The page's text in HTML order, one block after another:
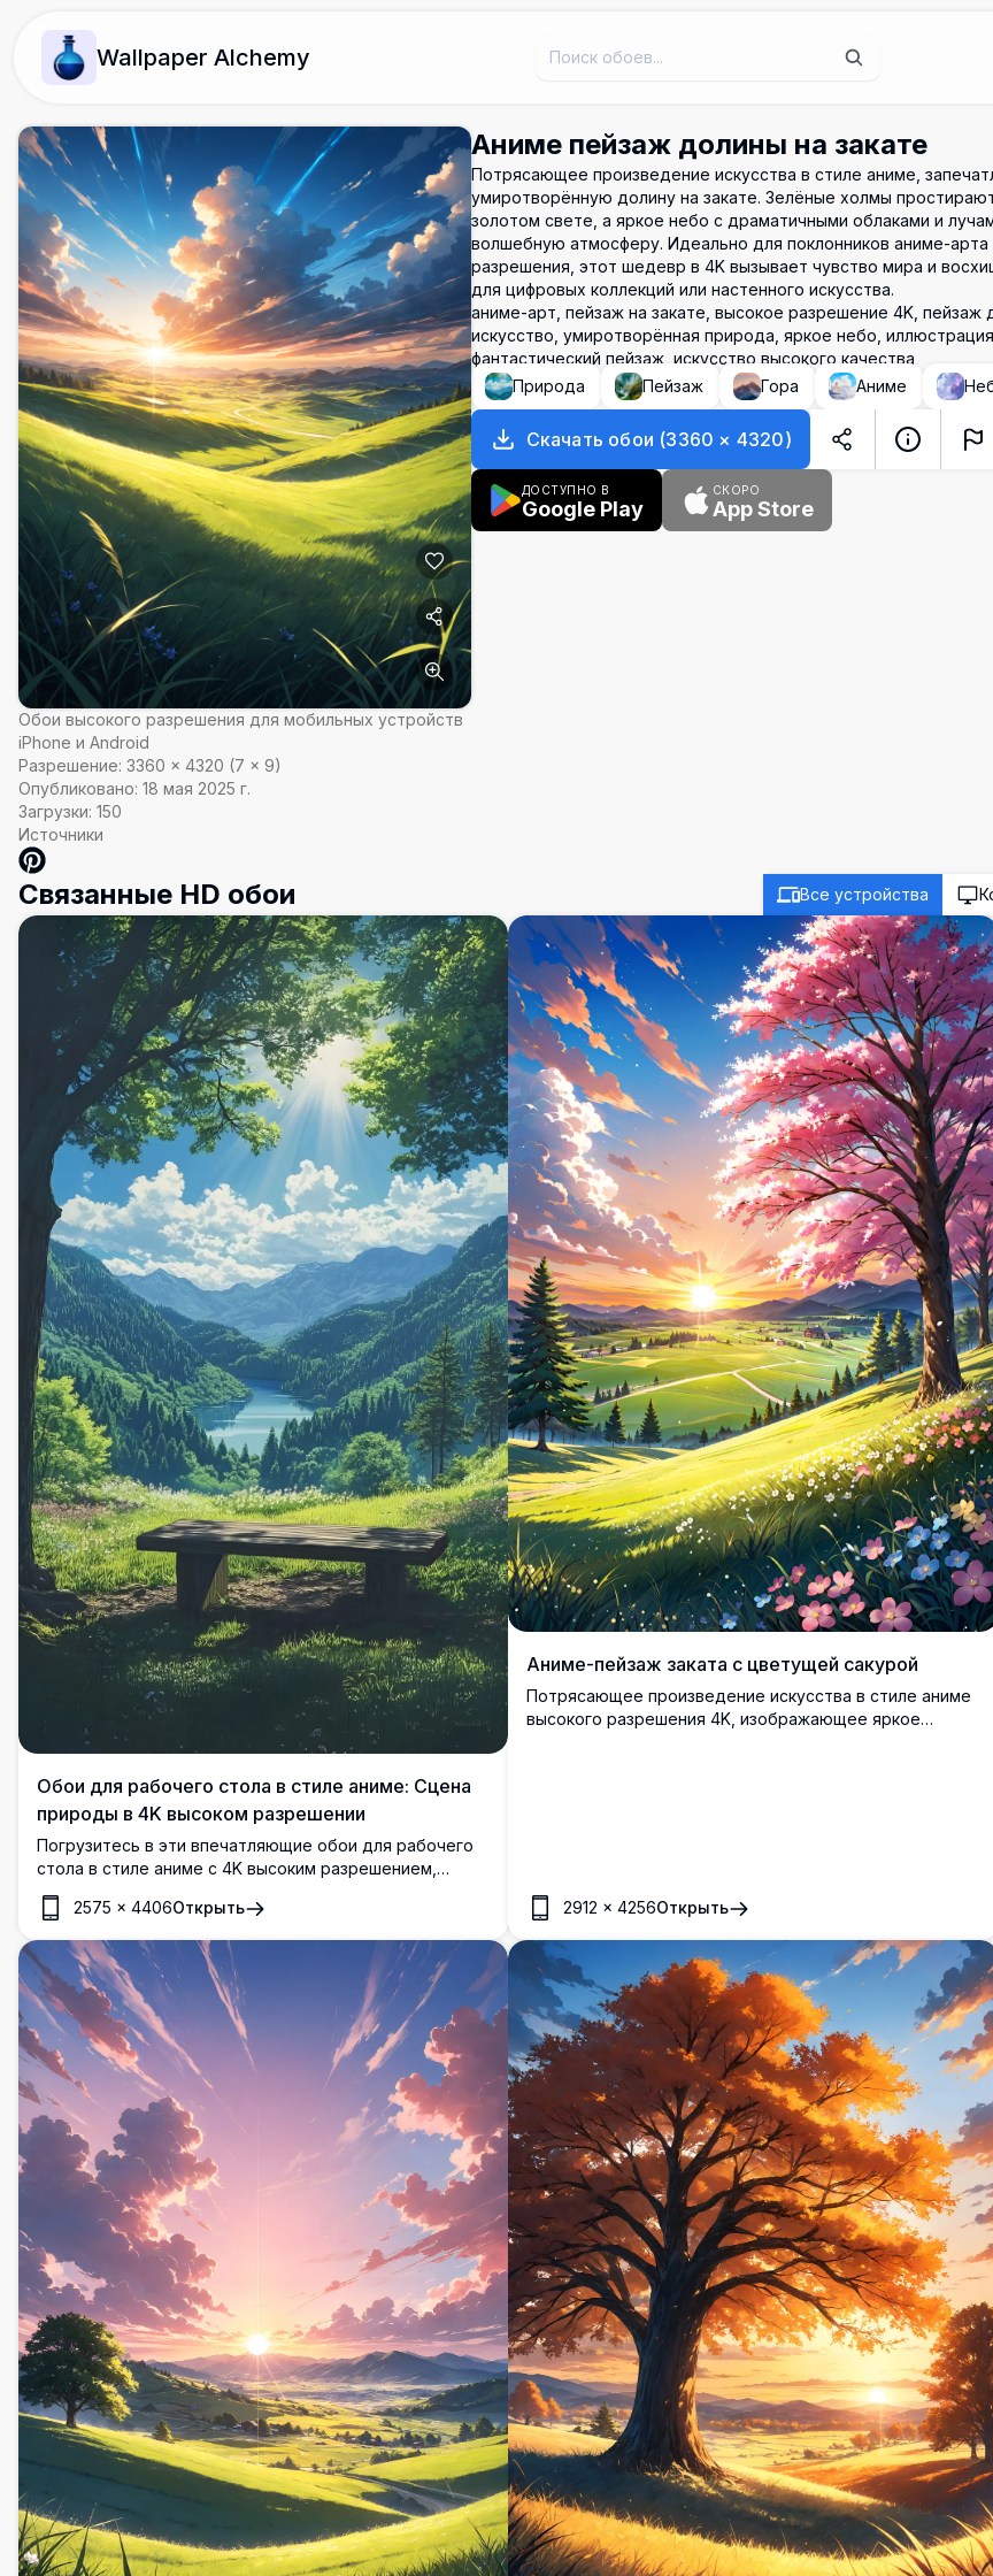
Wallpaper Alchemy
Обои высокого разрешения для мобильных устройств
iPhone и Android
Разрешение: 3360 × 4320 (7 × 9)
Опубликовано: 18 мая 2025 г.
Загрузки: 150
Источники
Аниме пейзаж долины на закате
Потрясающее произведение искусства в стиле аниме,
умиротворённую долину на закате. Зелёные холмы
золотом свете, а яркое небо с драматичными облаками и
волшебную атмосферу. Идеально для поклонников аниме-арта
разрешения, этот шедевр в 4K вызывает чувство мира и
для цифровых коллекций или настенного искусства.
аниме-арт, пейзаж на закате, высокое разрешение 4K, пейзаж
искусство, умиротворённая природа, яркое небо,
фантастический пейзаж, искусство высокого качества
Природа
Пейзаж Гора Аниме
Скачать обои (3360 × 4320)
ДОСТУПНО В
Google Play
СКОРО
App Store
Связанные HD обои Все устройства
Обои для рабочего стола в стиле аниме: Сцена
природы в 4K высоком разрешении
Погрузитесь в эти впечатляющие обои для рабочего
стола в стиле аниме с 4K высоким разрешением,
изображая умиротворяющую сцену природы.
Спокойное озеро уютно расположено между пышными
зелеными горами, окруженное возвышающимися
деревьями и сияющим солнцем, отбрасывающим
золотистые лучи. Деревянная скамейка приглашает к
мирному созерцанию, смешивая живые цвета и
детализированное искусство. Идеально подходит для
улучшения экрана вашего компьютера или мобильного
устройства с его захватывающими,
высококачественными визуальными эффектами.
2575 × 4406Открыть
Аниме-пейзаж заката с цветущей сакурой
Потрясающее произведение искусства в стиле аниме
высокого разрешения 4K, изображающее яркое
обоев или декора.
2912 ×4256Открыть